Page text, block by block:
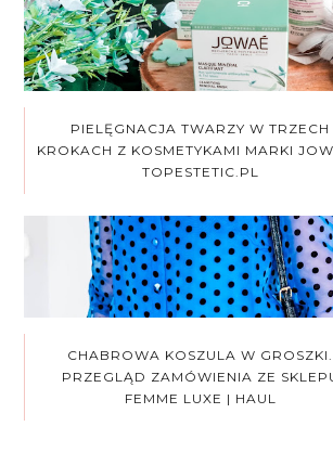
PIELĘGNACJA TWARZY W TRZECH
KROKACH Z KOSMETYKAMI MARKI
TOPESTETIC.PL
CHABROWA KOSZULA W GROSZKI.
PRZEGLĄD ZAMÓWIENIA ZE
FEMME LUXE | HAUL